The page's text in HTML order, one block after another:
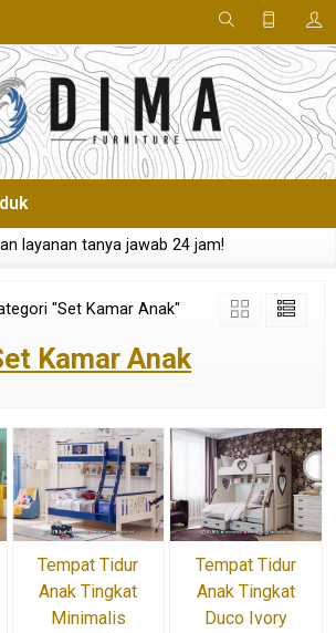
layanan tanya jawab 24 jam!
"Set Kamar Anak"
Kamar Anak
Tempat Tidur
Anak Tingkat
Minimalis
Tempat Tidur
Anak Tingkat
Duco Ivory